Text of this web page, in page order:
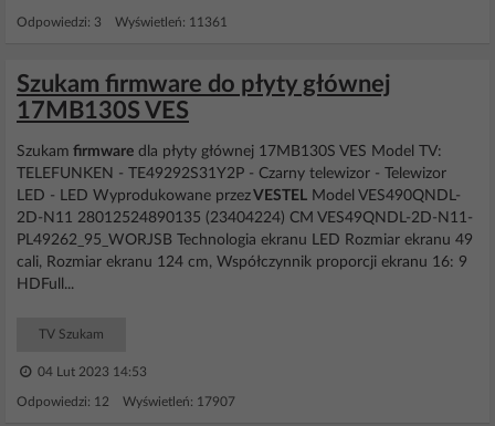
Odpowiedzi: 3 Wyświetleń: 11361
Szukam firmware do płyty głównej
17MB130S VES
Szukam firmware dla płyty głównej 17MB130S VES Model TV:
TELEFUNKEN - TE49292S31Y2P - Czarny telewizor - Telewizor
LED - LED Wyprodukowane przezVESTEL Model VES490QNDL-
2D-N11 28012524890135 (23404224) CM VES49QNDL-2D-N11-
PL49262_95_WORJSB Technologia ekranu LED Rozmiar ekranu 49
cali, Rozmiar ekranu 124 cm, Współczynnik proporcji ekranu 16: 9
HDFull...
TV Szukam
04 Lut 2023 14:53
Odpowiedzi: 12 Wyświetleń: 17907